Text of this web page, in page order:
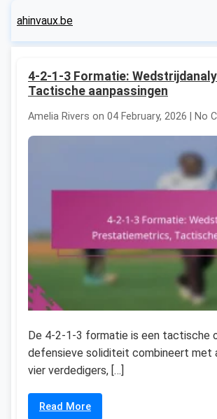
ahinvaux.be
4-2-1-3 Formatie:
Tactische aanpassingen
Amelia Rivers on 04 February, 2026 | No
De 4-2-1-3 formatie is een tactische
defensieve soliditeit combineert met
vier verdedigers, […]
Read More